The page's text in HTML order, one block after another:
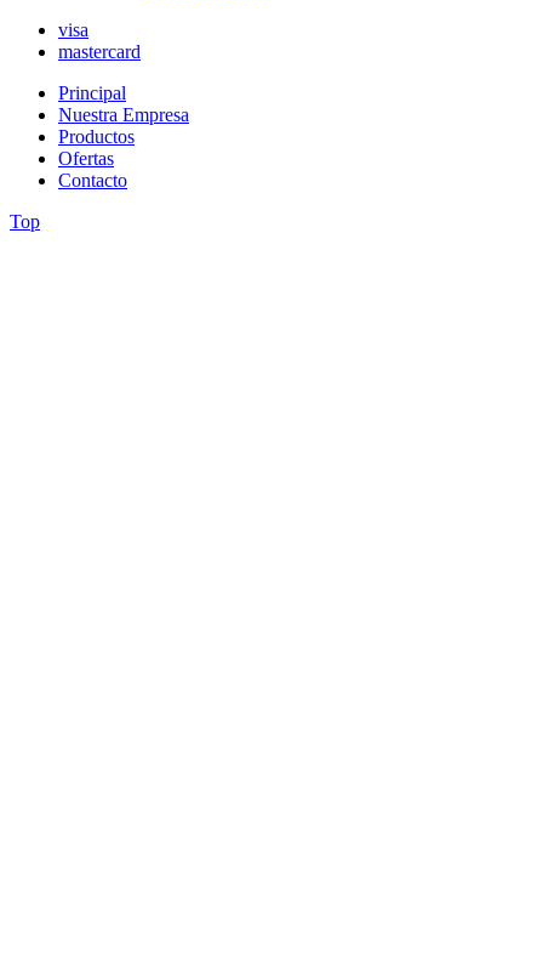
visa
mastercard
Principal
Nuestra Empresa
Productos
Ofertas
Contacto
Top